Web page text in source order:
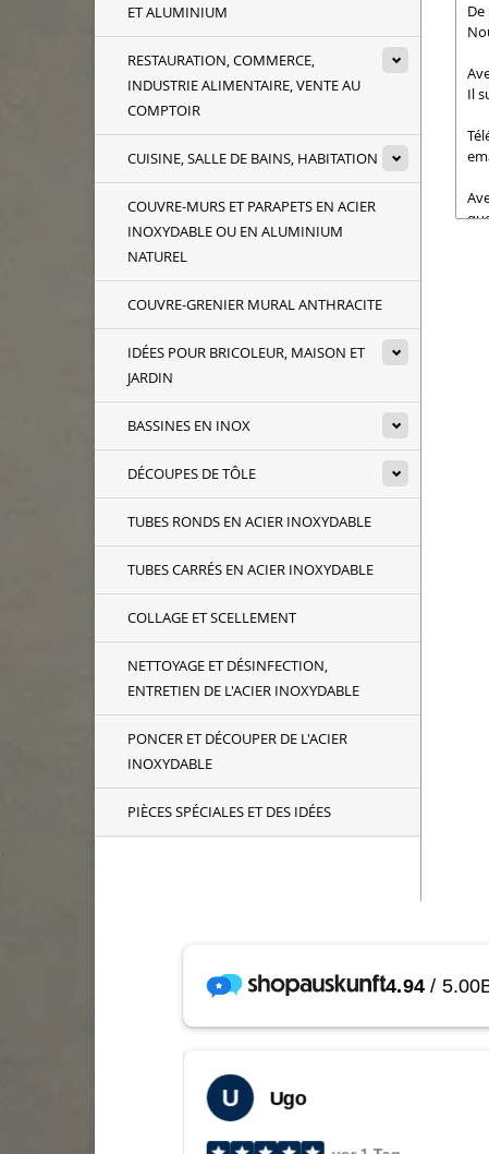
ET ALUMINIUM
RESTAURATION, COMMERCE,
INDUSTRIE ALIMENTAIRE, VENTE AU
COMPTOIR
CUISINE, SALLE DE BAINS, HABITATION
COUVRE-MURS ET PARAPETS EN ACIER
INOXYDABLE OU EN ALUMINIUM
NATUREL
COUVRE-GRENIER MURAL ANTHRACITE
IDÉES POUR BRICOLEUR, MAISON ET
JARDIN
BASSINES EN INOX
DÉCOUPES DE TÔLE
TUBES RONDS EN ACIER INOXYDABLE
TUBES CARRÉS EN ACIER INOXYDABLE
COLLAGE ET SCELLEMENT
NETTOYAGE ET DÉSINFECTION,
ENTRETIEN DE L'ACIER INOXYDABLE
PONCER ET DÉCOUPER DE L'ACIER
INOXYDABLE
PIÈCES SPÉCIALES ET DES IDÉES
Il